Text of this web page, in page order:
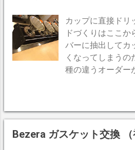
になる。勿体無い
ても気に入りま
濃厚です。お変わ
マシンとは一味違
ーヒー粉12g コー
ダーは必須アイ
す。 ３つ穴スチ
のでDIY 下の画像
がホームセンター
ナット。...
す。試しに、微粉だけ集めてド
味いとは感じませんでした。 ペ
詰まりしたりしますが、布（丸
うこともなく、寧ろ脂質という
となると良いグラインダーとは
微粉 が入り混じっていたほう
粉はないほうが良いでしょう。
の増量も必要になるでしょう。
型である 注水管
ーヒー粉の中心
リッパーの縁に当
裕があり且つ持ち
湯量少なめにする
りが効かない 簡
量を一定の速度で
と。 ドリップポッ
ありません 水を
カップに直接ドリ
ドづくりはここ
バーに抽出してカ
くなってしまうの
種の違うオーダー
です。 はじめに
魔ですね。 手や
るんです。 安定性
今回はガラリと変
Bezera ガスケット交換 （